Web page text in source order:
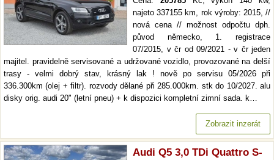
najeto 337155 km, rok výroby: 2015, //
nová cena // možnost odpočtu dph.
původ německo, 1. registrace
07/2015, v čr od 09/2021 - v čr jeden
majitel. pravidelně servisované a udržované vozidlo, provozované na delší
trasy - velmi dobrý stav, krásný lak ! nově po servisu 05/2026 při
336.300km (olej + filtr). rozvody dělané při 285.000km. stk do 10/2027. alu
disky orig. audi 20" (letní pneu) + k dispozici kompletní zimní sada. k…
Zobrazit inzerát
Audi Q5 3,0 TDi Quattro S-